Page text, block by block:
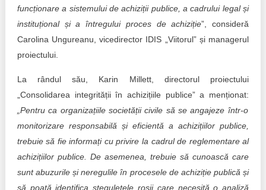
funcționare a sistemului de achiziții publice, a cadrului legal și
instituțional și a întregului proces de achiziție”, consideră
Carolina Ungureanu, vicedirector IDIS „Viitorul” și managerul
proiectului.
La rândul său, Karin Millett, directorul proiectului
„Consolidarea integrității în achizițiile publice” a menționat:
„Pentru ca organizațiile societății civile să se angajeze într-o
monitorizare responsabilă și eficientă a achizițiilor publice,
trebuie să fie informați cu privire la cadrul de reglementare al
achizițiilor publice. De asemenea, trebuie să cunoască care
sunt abuzurile și neregulile în procesele de achiziție publică și
să poată identifica stegulețele roșii care necesită o analiză